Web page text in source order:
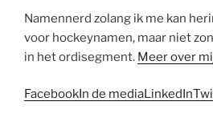
Namennerd zolang ik me kan
voor hockeynamen, maar niet
in het ordisegment. Meer over
FacebookIn de mediaLinkedIn